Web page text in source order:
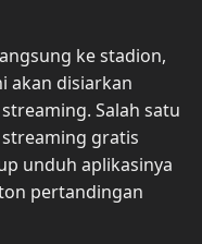
ke stadion,
akan disiarkan
Salah satu
gratis
unduh aplikasinya
pertandingan